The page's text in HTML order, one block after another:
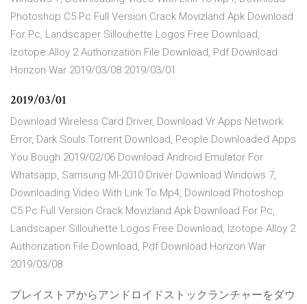
Photoshop C5 Pc Full Version Crack Movizland Apk Download
For Pc, Landscaper Sillouhette Logos Free Download,
Izotope Alloy 2 Authorization File Download, Pdf Download
Horizon War 2019/03/08 2019/03/01
2019/03/01
Download Wireless Card Driver, Download Vr Apps Network
Error, Dark Souls Torrent Download, People Downloaded Apps
You Bough 2019/02/06 Download Android Emulator For
Whatsapp, Samsung Ml-2010 Driver Download Windows 7,
Downloading Video With Link To Mp4, Download Photoshop
C5 Pc Full Version Crack Movizland Apk Download For Pc,
Landscaper Sillouhette Logos Free Download, Izotope Alloy 2
Authorization File Download, Pdf Download Horizon War
2019/03/08
プレイストアからアンドロイドストックランチャーをダウ